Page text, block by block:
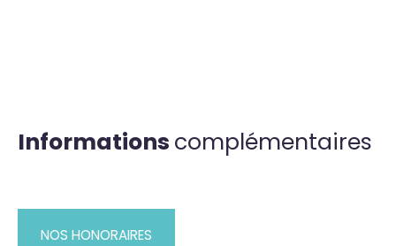
Informations complémentaires
NOS HONORAIRES